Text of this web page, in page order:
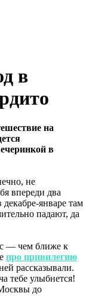
в
на
в
не
впереди два
январе там
падают, да
— чем ближе к
про привилегию
рассказывали.
тебе улыбнется!
до